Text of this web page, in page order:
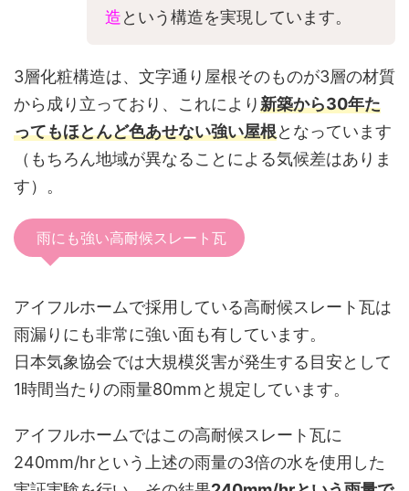
造という構造を実現しています。
3層化粧構造は、文字通り屋根そのものが3層の材質
から成り立っており、これにより新築から30年た
ってもほとんど色あせない強い屋根となっています
（もちろん地域が異なることによる気候差はありま
す）。
雨にも強い高耐候スレート瓦
アイフルホームで採用している高耐候スレート瓦は
雨漏りにも非常に強い面も有しています。
日本気象協会では大規模災害が発生する目安として
1時間当たりの雨量80mmと規定しています。
アイフルホームではこの高耐候スレート瓦に
240mm/hrという上述の雨量の3倍の水を使用した